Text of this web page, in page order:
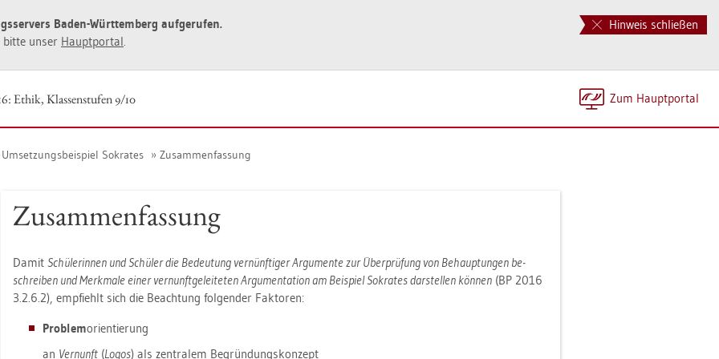
Hinweis schließen
Baden-Würt­tem­berg auf­ge­ru­fen.
bitte unser Haupt­por­tal.
Zum Haupt­por­tal
Ethik, Klas­sen­stu­fen 9/10
Um­set­zungs­bei­spiel So­kra­tes Zu­sam­men­fas­sung
Zu­sam­men­fas­sung
Damit Schü­le­rin­nen und Schü­ler die Be­deu­tung ver­nünf­ti­ger Ar­gu­men­te zur Über­prü­fung von Be­haup­tun­gen be­
schrei­ben und Merk­ma­le einer ver­nunft­ge­lei­te­ten Ar­gu­men­ta­ti­on am Bei­spiel So­kra­tes dar­stel­len kön­nen(BP 2016
3.​2.​6.​2), emp­fiehlt sich die Be­ach­tung fol­gen­der Fak­to­ren:
Pro­blemori­en­tie­rung
an Ver­nunft(Logos) als zen­tra­lem Be­grün­dungs­kon­zept